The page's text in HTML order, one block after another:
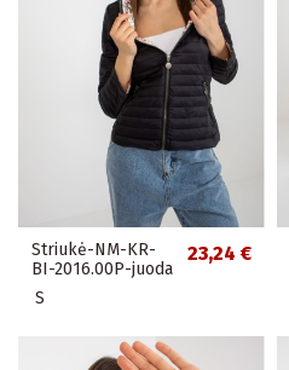
Striukė-NM-KR-
BI-2016.00P-juoda
23,24 €
S